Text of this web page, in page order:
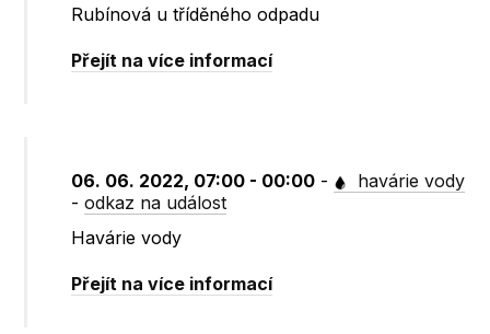
Rubínová u tříděného odpadu
Přejít na více informací
06. 06. 2022, 07:00 - 00:00 -
havárie vody
-odkaz na událost
Havárie vody
Přejít na více informací